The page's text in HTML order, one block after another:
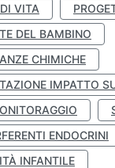
VITA
DEL BAMBINO
CHIMICHE
IMPATTO
ENDOCRINI
INFANTILE